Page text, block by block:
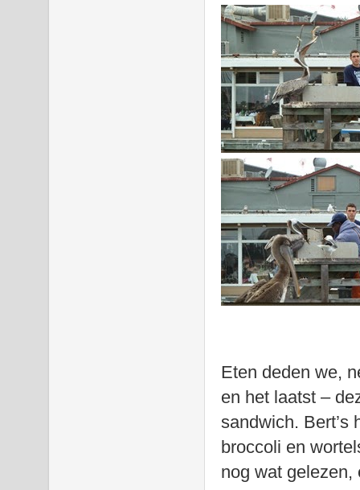
Eten deden we,
en het laatst –
sandwich. Bert’s
broccoli en
nog wat gelezen,